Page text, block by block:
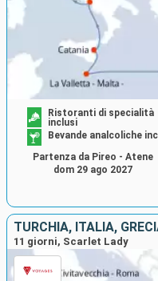
Ristoranti di specialità
inclusi
Bevande analcoliche
Partenza da Pireo - Atene
dom 29 ago 2027
TURCHIA, ITALIA,
11 giorni, Scarlet Lady